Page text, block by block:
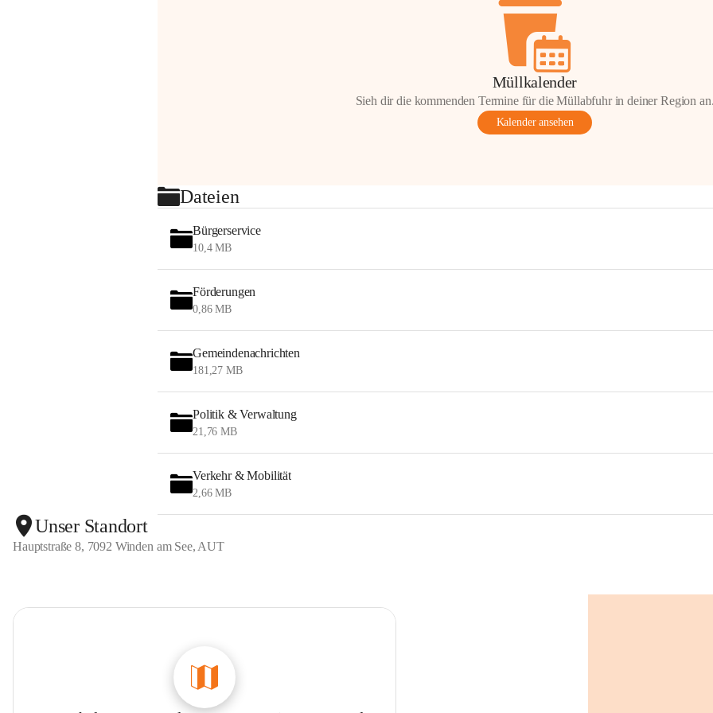
Müllkalender
Sieh dir die kommenden Termine für die Müllabfuhr in deiner Region
Kalender ansehen
Dateien
Bürgerservice
10,4 MB
Förderungen
0,86 MB
Gemeindenachrichten
181,27 MB
Politik & Verwaltung
21,76 MB
Verkehr & Mobilität
2,66 MB
Unser Standort
Hauptstraße 8, 7092 Winden am See, AUT